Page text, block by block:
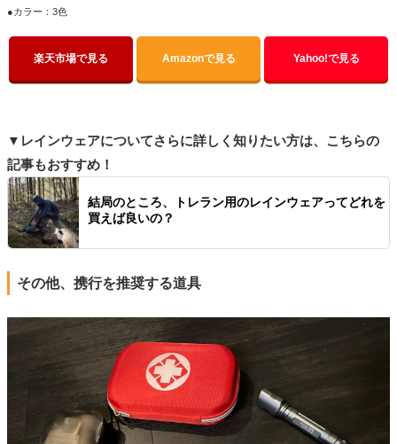
●カラー：3色
楽天市場で見る Amazonで見る Yahoo!で見る
▼レインウェアについてさらに詳しく知りたい方は、こちらの
記事もおすすめ！
結局のところ、トレラン用のレインウェアってどれを
買えば良いの？
その他、携行を推奨する道具